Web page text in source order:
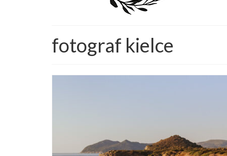
fotograf kielce